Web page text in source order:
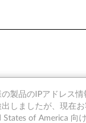
の製品のIPアドレス
出しましたが、現在
States of America 向